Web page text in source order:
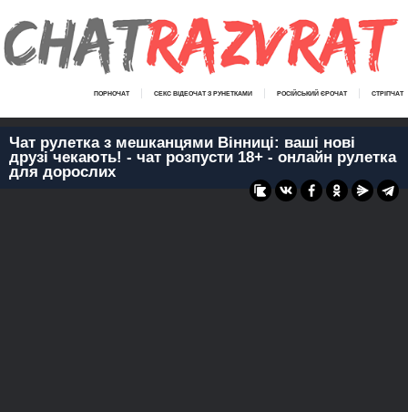
ПОРНОЧАТ СЕКС ВІДЕОЧАТ З РУНЕТКАМИ РОСІЙСЬКИЙ ЄРОЧАТ СТРІПЧАТ
Чат рулетка з мешканцями Вінниці: ваші нові
друзі чекають! - чат розпусти 18+ - онлайн рулетка
для дорослих